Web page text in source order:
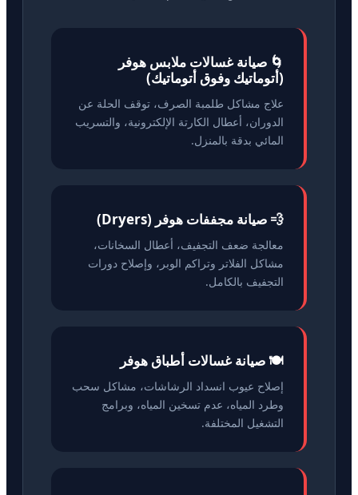
🌀 صيانة غسالات ملابس هوفر
(أتوماتيك وفوق أتوماتيك)
علاج مشاكل طلمبة الصرف، توقف الحلة عن
الدوران، أعطال الكارتة الإلكترونية، والتسريب
المائي بدقة بالمنزل.
💨 صيانة مجففات هوفر (Dryers)
معالجة ضعف التجفيف، أعطال السخانات،
مشاكل الفلاتر وتراكم الوبر، وإصلاح دورات
التجفيف بالكامل.
🍽️ صيانة غسالات أطباق هوفر
إصلاح عيوب انسداد الرشاشات، مشاكل سحب
وطرد المياه، عدم تسخين المياه، وبرامج
التشغيل المختلفة.